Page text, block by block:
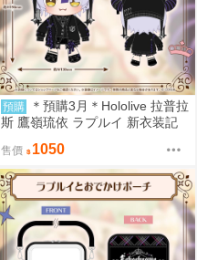
預購
＊預購3月＊Hololive 拉普拉
斯 鷹嶺琉依 ラプルイ 新衣装記
售價 1050